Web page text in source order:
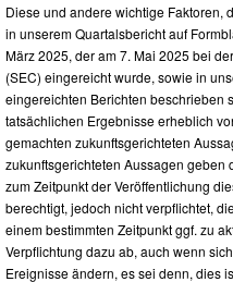
Diese und andere wichtige Faktoren,
in unserem Quartalsbericht auf
März 2025, der am 7. Mai 2025 bei
(SEC) eingereicht wurde, sowie in
eingereichten Berichten beschrieben
tatsächlichen Ergebnisse erheblich
gemachten zukunftsgerichteten
zukunftsgerichteten Aussagen geben
zum Zeitpunkt der Veröffentlichung
berechtigt, jedoch nicht verpflichtet,
einem bestimmten Zeitpunkt ggf. zu
Verpflichtung dazu ab, auch wenn
Ereignisse ändern, es sei denn, dies